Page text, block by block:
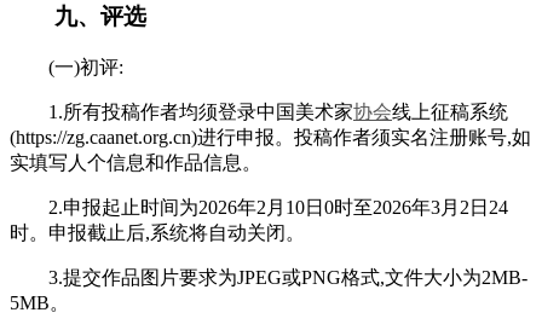
九、评选
(一)初评:
1.所有投稿作者均须登录中国美术家协会线上征稿系统
(https://zg.caanet.org.cn)进行申报。投稿作者须实名注册账号,如
实填写人个信息和作品信息。
2.申报起止时间为2026年2月10日0时至2026年3月2日24
时。申报截止后,系统将自动关闭。
3.提交作品图片要求为JPEG或PNG格式,文件大小为2MB-
5MB。